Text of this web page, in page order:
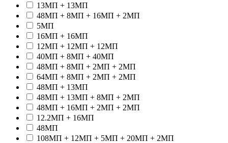
13МП + 13МП
48МП + 8МП + 16МП + 2МП
5МП
16МП + 16МП
12МП + 12МП + 12МП
40МП + 8МП + 40МП
48МП + 8МП + 2МП + 2МП
64МП + 8МП + 2МП + 2МП
48МП + 13МП
48МП + 13МП + 8МП + 2МП
48МП + 16МП + 2МП + 2МП
12.2МП + 16МП
48МП
108МП + 12МП + 5МП + 20МП + 2МП